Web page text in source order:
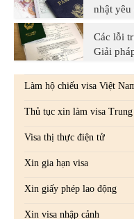
nhật yêu
Các lỗi
Giải
Làm hộ chiếu visa Việt
Thủ tục xin làm visa Trung
Visa thị thực điện tử
Xin gia hạn visa
Xin giấy phép lao động
Xin visa nhập cảnh